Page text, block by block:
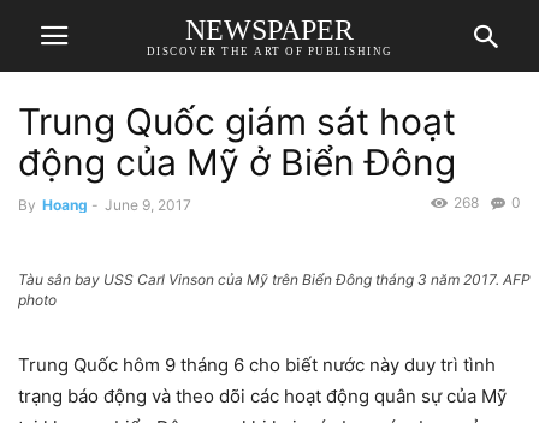
NEWSPAPER
DISCOVER THE ART OF PUBLISHING
Trung Quốc giám sát hoạt
động của Mỹ ở Biển Đông
By Hoang - June 9, 2017 0
268
Tàu sân bay USS Carl Vinson của Mỹ trên Biển Đông tháng 3 năm 2017. AFP
photo
Trung Quốc hôm 9 tháng 6 cho biết nước này duy trì tình
trạng báo động và theo dõi các hoạt động quân sự của Mỹ